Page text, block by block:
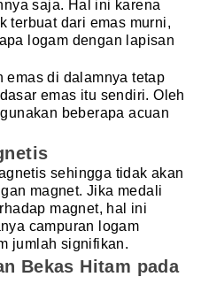
saja. Hal ini karena
terbuat dari emas murni,
logam dengan lapisan
emas di dalamnya tetap
emas itu sendiri. Oleh
beberapa acuan
sehingga tidak akan
magnet. Jika medali
magnet, hal ini
campuran logam
jumlah signifikan.
Bekas Hitam pada